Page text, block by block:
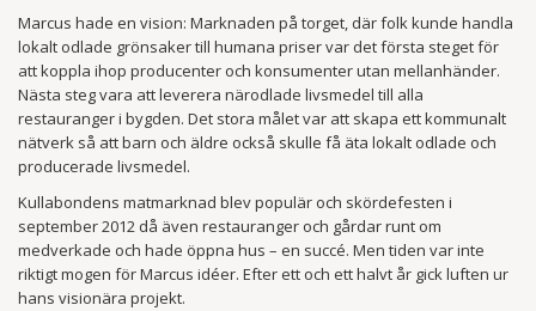
Marcus hade en vision: Marknaden på torget, där folk kunde handla
lokalt odlade grönsaker till humana priser var det första steget för
att koppla ihop producenter och konsumenter utan mellanhänder.
Nästa steg vara att leverera närodlade livsmedel till alla
restauranger i bygden. Det stora målet var att skapa ett kommunalt
nätverk så att barn och äldre också skulle få äta lokalt odlade och
producerade livsmedel.
Kullabondens matmarknad blev populär och skördefesten i
september 2012 då även restauranger och gårdar runt om
medverkade och hade öppna hus – en succé. Men tiden var inte
riktigt mogen för Marcus idéer. Efter ett och ett halvt år gick luften ur
hans visionära projekt.